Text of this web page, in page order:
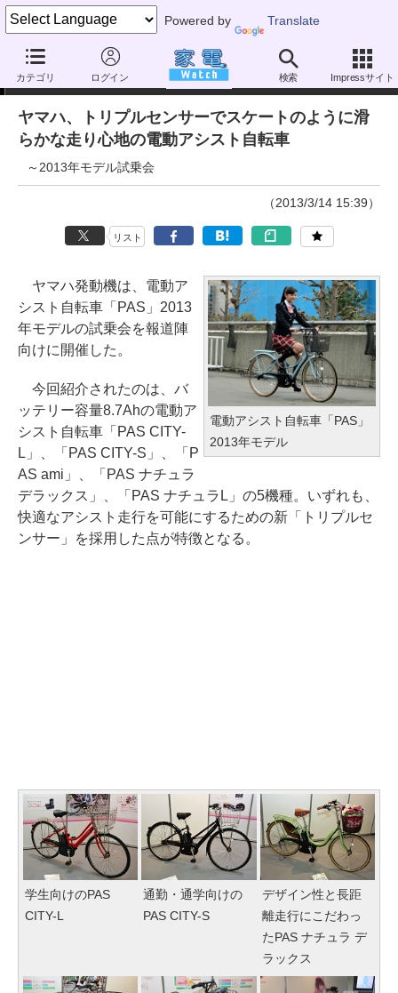
Powered by Translate
カテゴリ ログイン 検索 Impressサイト
ニュース
ヤマハ、トリプルセンサーでスケートのように滑
らかな走り心地の電動アシスト自転車
～2013年モデル試乗会
（2013/3/14 15:39）
リスト
電動アシスト自転車「PAS」
2013年モデル
ヤマハ発動機は、電動ア
シスト自転車「PAS」2013
年モデルの試乗会を報道陣
向けに開催した。
今回紹介されたのは、バ
ッテリー容量8.7Ahの電動ア
シスト自転車「PAS CITY-
L」、「PAS CITY-S」、「P
AS ami」、「PAS ナチュラ
デラックス」、「PAS ナチュラL」の5機種。いずれも、
快適なアシスト走行を可能にするための新「トリプルセ
ンサー」を採用した点が特徴となる。
学生向けのPAS
CITY-L
通勤・通学向けの
PAS CITY-S
デザイン性と長距
離走行にこだわっ
たPAS ナチュラ デ
ラックス